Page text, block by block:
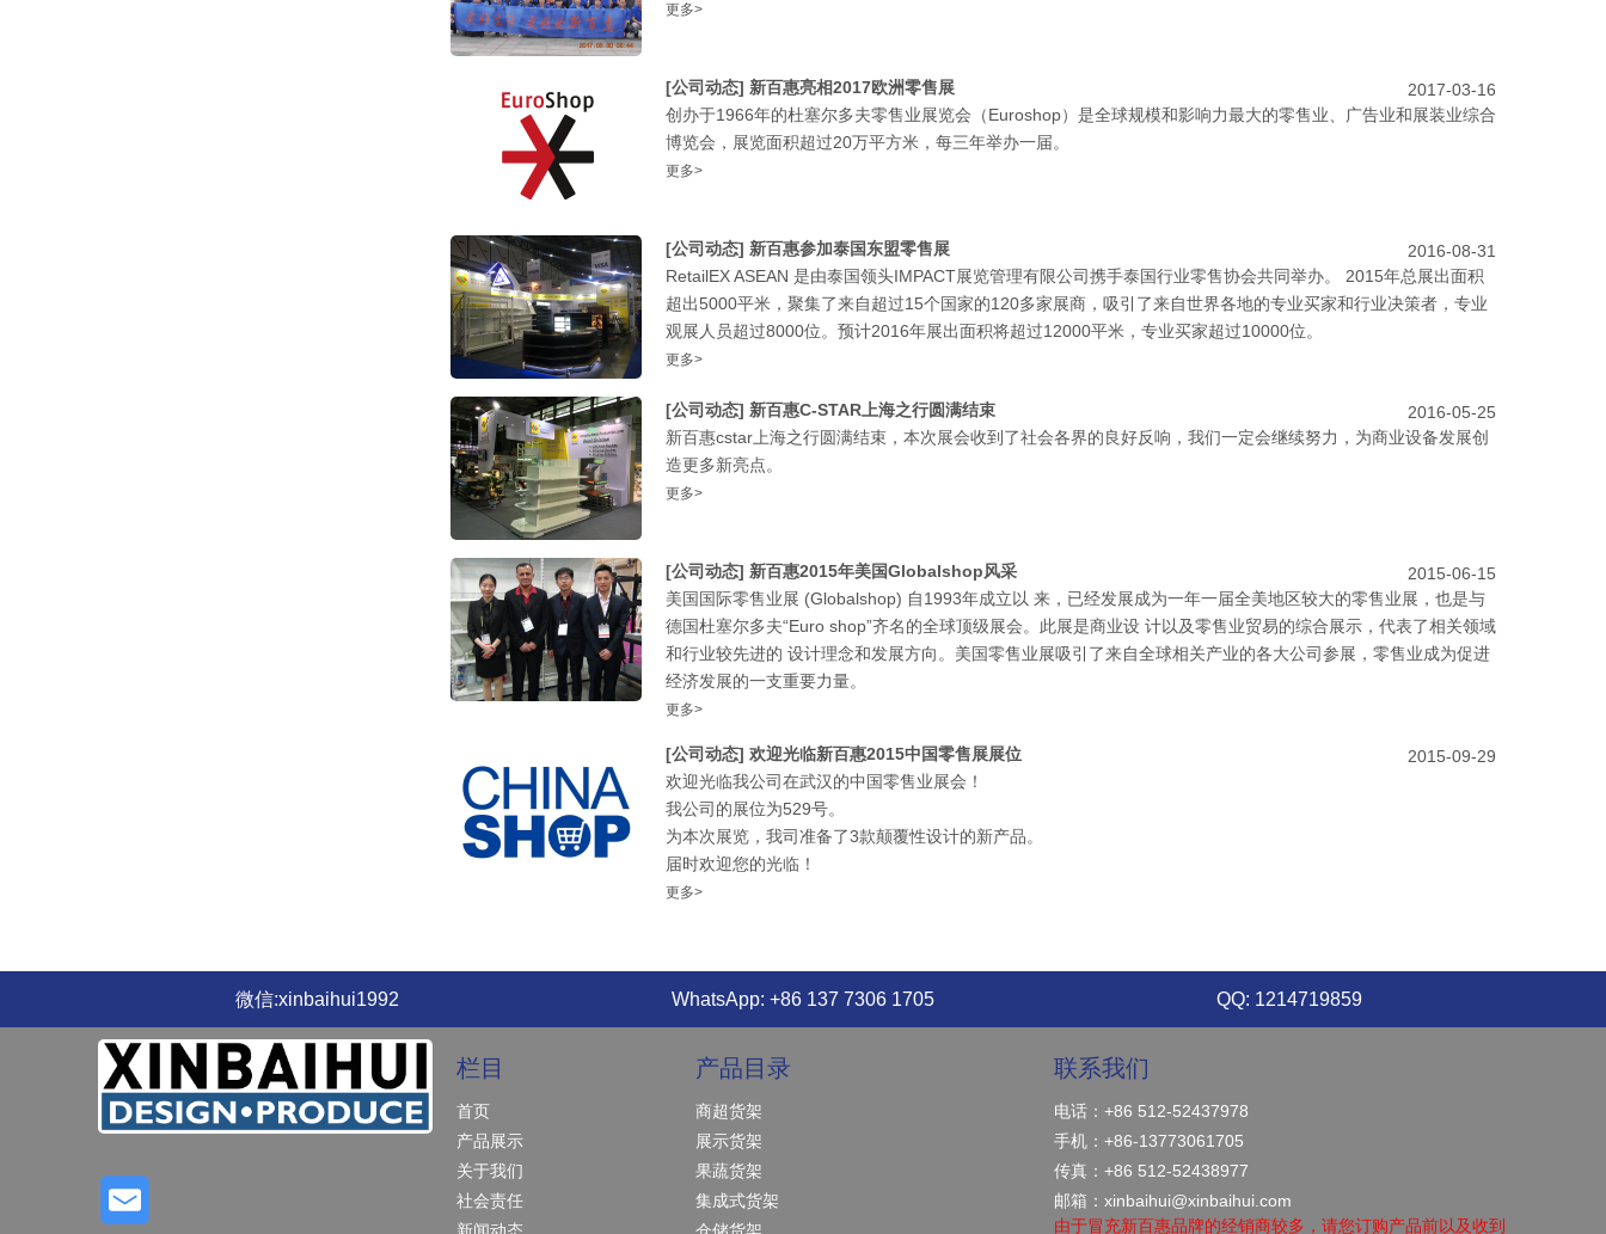
更多>
[公司动态] 新百惠亮相2017欧洲零售展
2017-03-16
创办于1966年的杜塞尔多夫零售业展览会（Euroshop）是全球规模和影响力最大的零售业、广告业和展装业综合
博览会，展览面积超过20万平方米，每三年举办一届。
更多>
[公司动态] 新百惠参加泰国东盟零售展
2016-08-31
RetailEX ASEAN 是由泰国领头IMPACT展览管理有限公司携手泰国行业零售协会共同举办。 2015年总展出面积
超出5000平米，聚集了来自超过15个国家的120多家展商，吸引了来自世界各地的专业买家和行业决策者，专业
观展人员超过8000位。预计2016年展出面积将超过12000平米，专业买家超过10000位。
更多>
[公司动态] 新百惠C-STAR上海之行圆满结束
2016-05-25
新百惠cstar上海之行圆满结束，本次展会收到了社会各界的良好反响，我们一定会继续努力，为商业设备发展创
造更多新亮点。
更多>
[公司动态] 新百惠2015年美国Globalshop风采
2015-06-15
美国国际零售业展 (Globalshop) 自1993年成立以 来，已经发展成为一年一届全美地区较大的零售业展，也是与
德国杜塞尔多夫“Euro shop”齐名的全球顶级展会。此展是商业设 计以及零售业贸易的综合展示，代表了相关领域
和行业较先进的 设计理念和发展方向。美国零售业展吸引了来自全球相关产业的各大公司参展，零售业成为促进
经济发展的一支重要力量。
更多>
[公司动态] 欢迎光临新百惠2015中国零售展展位
2015-09-29
欢迎光临我公司在武汉的中国零售业展会！
我公司的展位为529号。
为本次展览，我司准备了3款颠覆性设计的新产品。
届时欢迎您的光临！
更多>
微信:xinbaihui1992 WhatsApp: +86 137 7306 1705 QQ: 1214719859
栏目
首页
产品展示
关于我们
社会责任
产品目录
商超货架
展示货架
果蔬货架
集成式货架
联系我们
电话：+86 512-52437978
手机：+86-13773061705
传真：+86 512-52438977
邮箱： xinbaihui@xinbaihui.com
由于冒充新百惠品牌的经销商较多，请您订购产品前以及收到